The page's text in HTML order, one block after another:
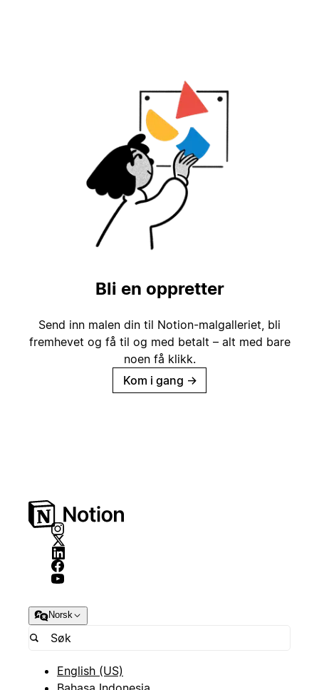
Bli en oppretter
Send inn malen din til Notion-malgalleriet, bli
fremhevet og få til og med betalt – alt med bare
noen få klikk.
Kom i gang →
Norsk
English (US)